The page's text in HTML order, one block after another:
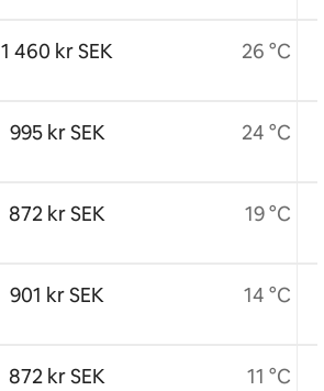
1 460 kr SEK
995 kr SEK
872 kr SEK
901 kr SEK
872 kr SEK
26 °C
24 °C
19 °C
14 °C
11 °C